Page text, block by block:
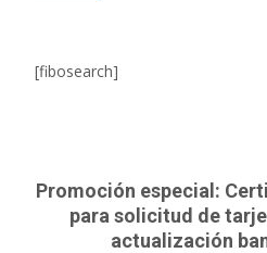
[fibosearch]
Promoción especial:
para solicitud de
actualización